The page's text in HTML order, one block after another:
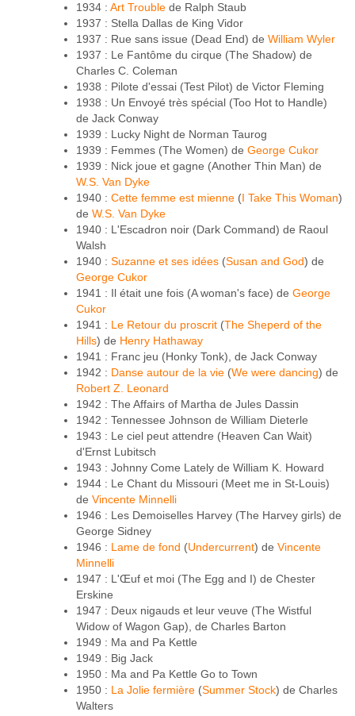
1934 : Art Trouble de Ralph Staub
1937 : Stella Dallas de King Vidor
1937 : Rue sans issue (Dead End) de William Wyler
1937 : Le Fantôme du cirque (The Shadow) de
Charles C. Coleman
1938 : Pilote d'essai (Test Pilot) de Victor Fleming
1938 : Un Envoyé très spécial (Too Hot to Handle)
de Jack Conway
1939 : Lucky Night de Norman Taurog
1939 : Femmes (The Women) de George Cukor
1939 : Nick joue et gagne (Another Thin Man) de
W.S. Van Dyke
1940 : Cette femme est mienne (I Take This Woman)
de W.S. Van Dyke
1940 : L'Escadron noir (Dark Command) de Raoul
Walsh
1940 : Suzanne et ses idées (Susan and God) de
George Cukor
1941 : Il était une fois (A woman's face) de George
Cukor
1941 : Le Retour du proscrit (The Sheperd of the
Hills) de Henry Hathaway
1941 : Franc jeu (Honky Tonk), de Jack Conway
1942 : Danse autour de la vie (We were dancing) de
Robert Z. Leonard
1942 : The Affairs of Martha de Jules Dassin
1942 : Tennessee Johnson de William Dieterle
1943 : Le ciel peut attendre (Heaven Can Wait)
d'Ernst Lubitsch
1943 : Johnny Come Lately de William K. Howard
1944 : Le Chant du Missouri (Meet me in St-Louis)
de Vincente Minnelli
1946 : Les Demoiselles Harvey (The Harvey girls) de
George Sidney
1946 : Lame de fond (Undercurrent) de Vincente
Minnelli
1947 : L'Œuf et moi (The Egg and I) de Chester
Erskine
1947 : Deux nigauds et leur veuve (The Wistful
Widow of Wagon Gap), de Charles Barton
1949 : Ma and Pa Kettle
1949 : Big Jack
1950 : Ma and Pa Kettle Go to Town
1950 : La Jolie fermière (Summer Stock) de Charles
Walters